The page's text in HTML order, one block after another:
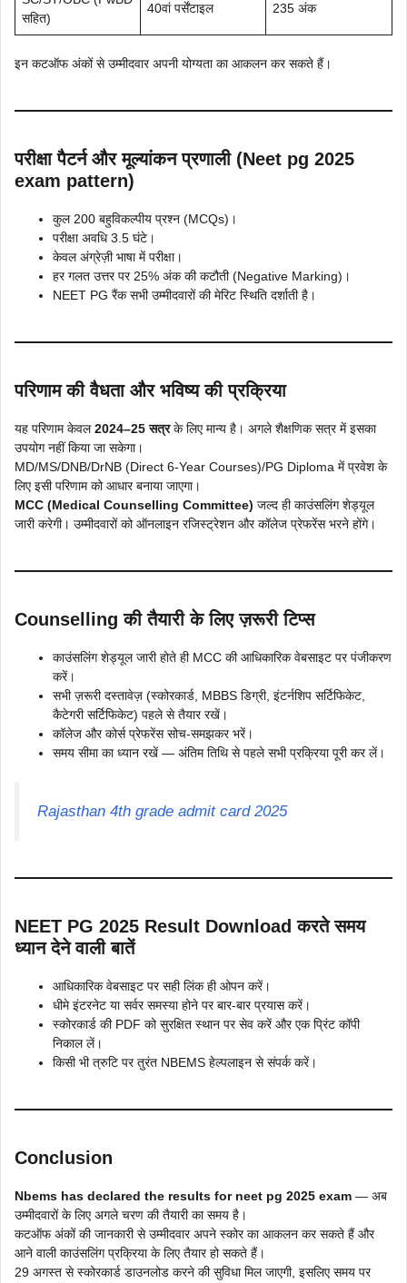
सहित)
40वां पर्सेंटाइल 235 अंक
इन कटऑफ अंकों से उम्मीदवार अपनी योग्यता का आकलन कर सकते हैं।
परीक्षा पैटर्न और मूल्यांकन प्रणाली (Neet pg 2025
exam pattern)
कुल 200 बहुविकल्पीय प्रश्न (MCQs)।
परीक्षा अवधि 3.5 घंटे।
केवल अंग्रेज़ी भाषा में परीक्षा।
हर गलत उत्तर पर 25% अंक की कटौती (Negative Marking)।
NEET PG रैंक सभी उम्मीदवारों की मेरिट स्थिति दर्शाती है।
परिणाम की वैधता और भविष्य की प्रक्रिया
यह परिणाम केवल2024–25 सत्रके लिए मान्य है। अगले शैक्षणिक सत्र में इसका
उपयोग नहीं किया जा सकेगा।
MD/MS/DNB/DrNB (Direct 6-Year Courses)/PG Diploma में प्रवेश के
लिए इसी परिणाम को आधार बनाया जाएगा।
MCC (Medical Counselling Committee) जल्द ही काउंसलिंग शेड्यूल
जारी करेगी। उम्मीदवारों को ऑनलाइन रजिस्ट्रेशन और कॉलेज प्रेफरेंस भरने होंगे।
Counselling की तैयारी के लिए ज़रूरी टिप्स
काउंसलिंग शेड्यूल जारी होते ही MCC की आधिकारिक वेबसाइट पर पंजीकरण
करें।
सभी ज़रूरी दस्तावेज़ (स्कोरकार्ड, MBBS डिग्री, इंटर्नशिप सर्टिफिकेट,
कैटेगरी सर्टिफिकेट) पहले से तैयार रखें।
कॉलेज और कोर्स प्रेफरेंस सोच-समझकर भरें।
समय सीमा का ध्यान रखें — अंतिम तिथि से पहले सभी प्रक्रिया पूरी कर लें।
Rajasthan 4th grade admit card 2025
NEET PG 2025 Result Download करते समय
ध्यान देने वाली बातें
आधिकारिक वेबसाइट पर सही लिंक ही ओपन करें।
धीमे इंटरनेट या सर्वर समस्या होने पर बार-बार प्रयास करें।
स्कोरकार्ड की PDF को सुरक्षित स्थान पर सेव करें और एक प्रिंट कॉपी
निकाल लें।
किसी भी त्रुटि पर तुरंत NBEMS हेल्पलाइन से संपर्क करें।
Conclusion
Nbems has declared the results for neet pg 2025 exam — अब
उम्मीदवारों के लिए अगले चरण की तैयारी का समय है।
कटऑफ अंकों की जानकारी से उम्मीदवार अपने स्कोर का आकलन कर सकते हैं और
आने वाली काउंसलिंग प्रक्रिया के लिए तैयार हो सकते हैं।
29 अगस्त से स्कोरकार्ड डाउनलोड करने की सुविधा मिल जाएगी, इसलिए समय पर